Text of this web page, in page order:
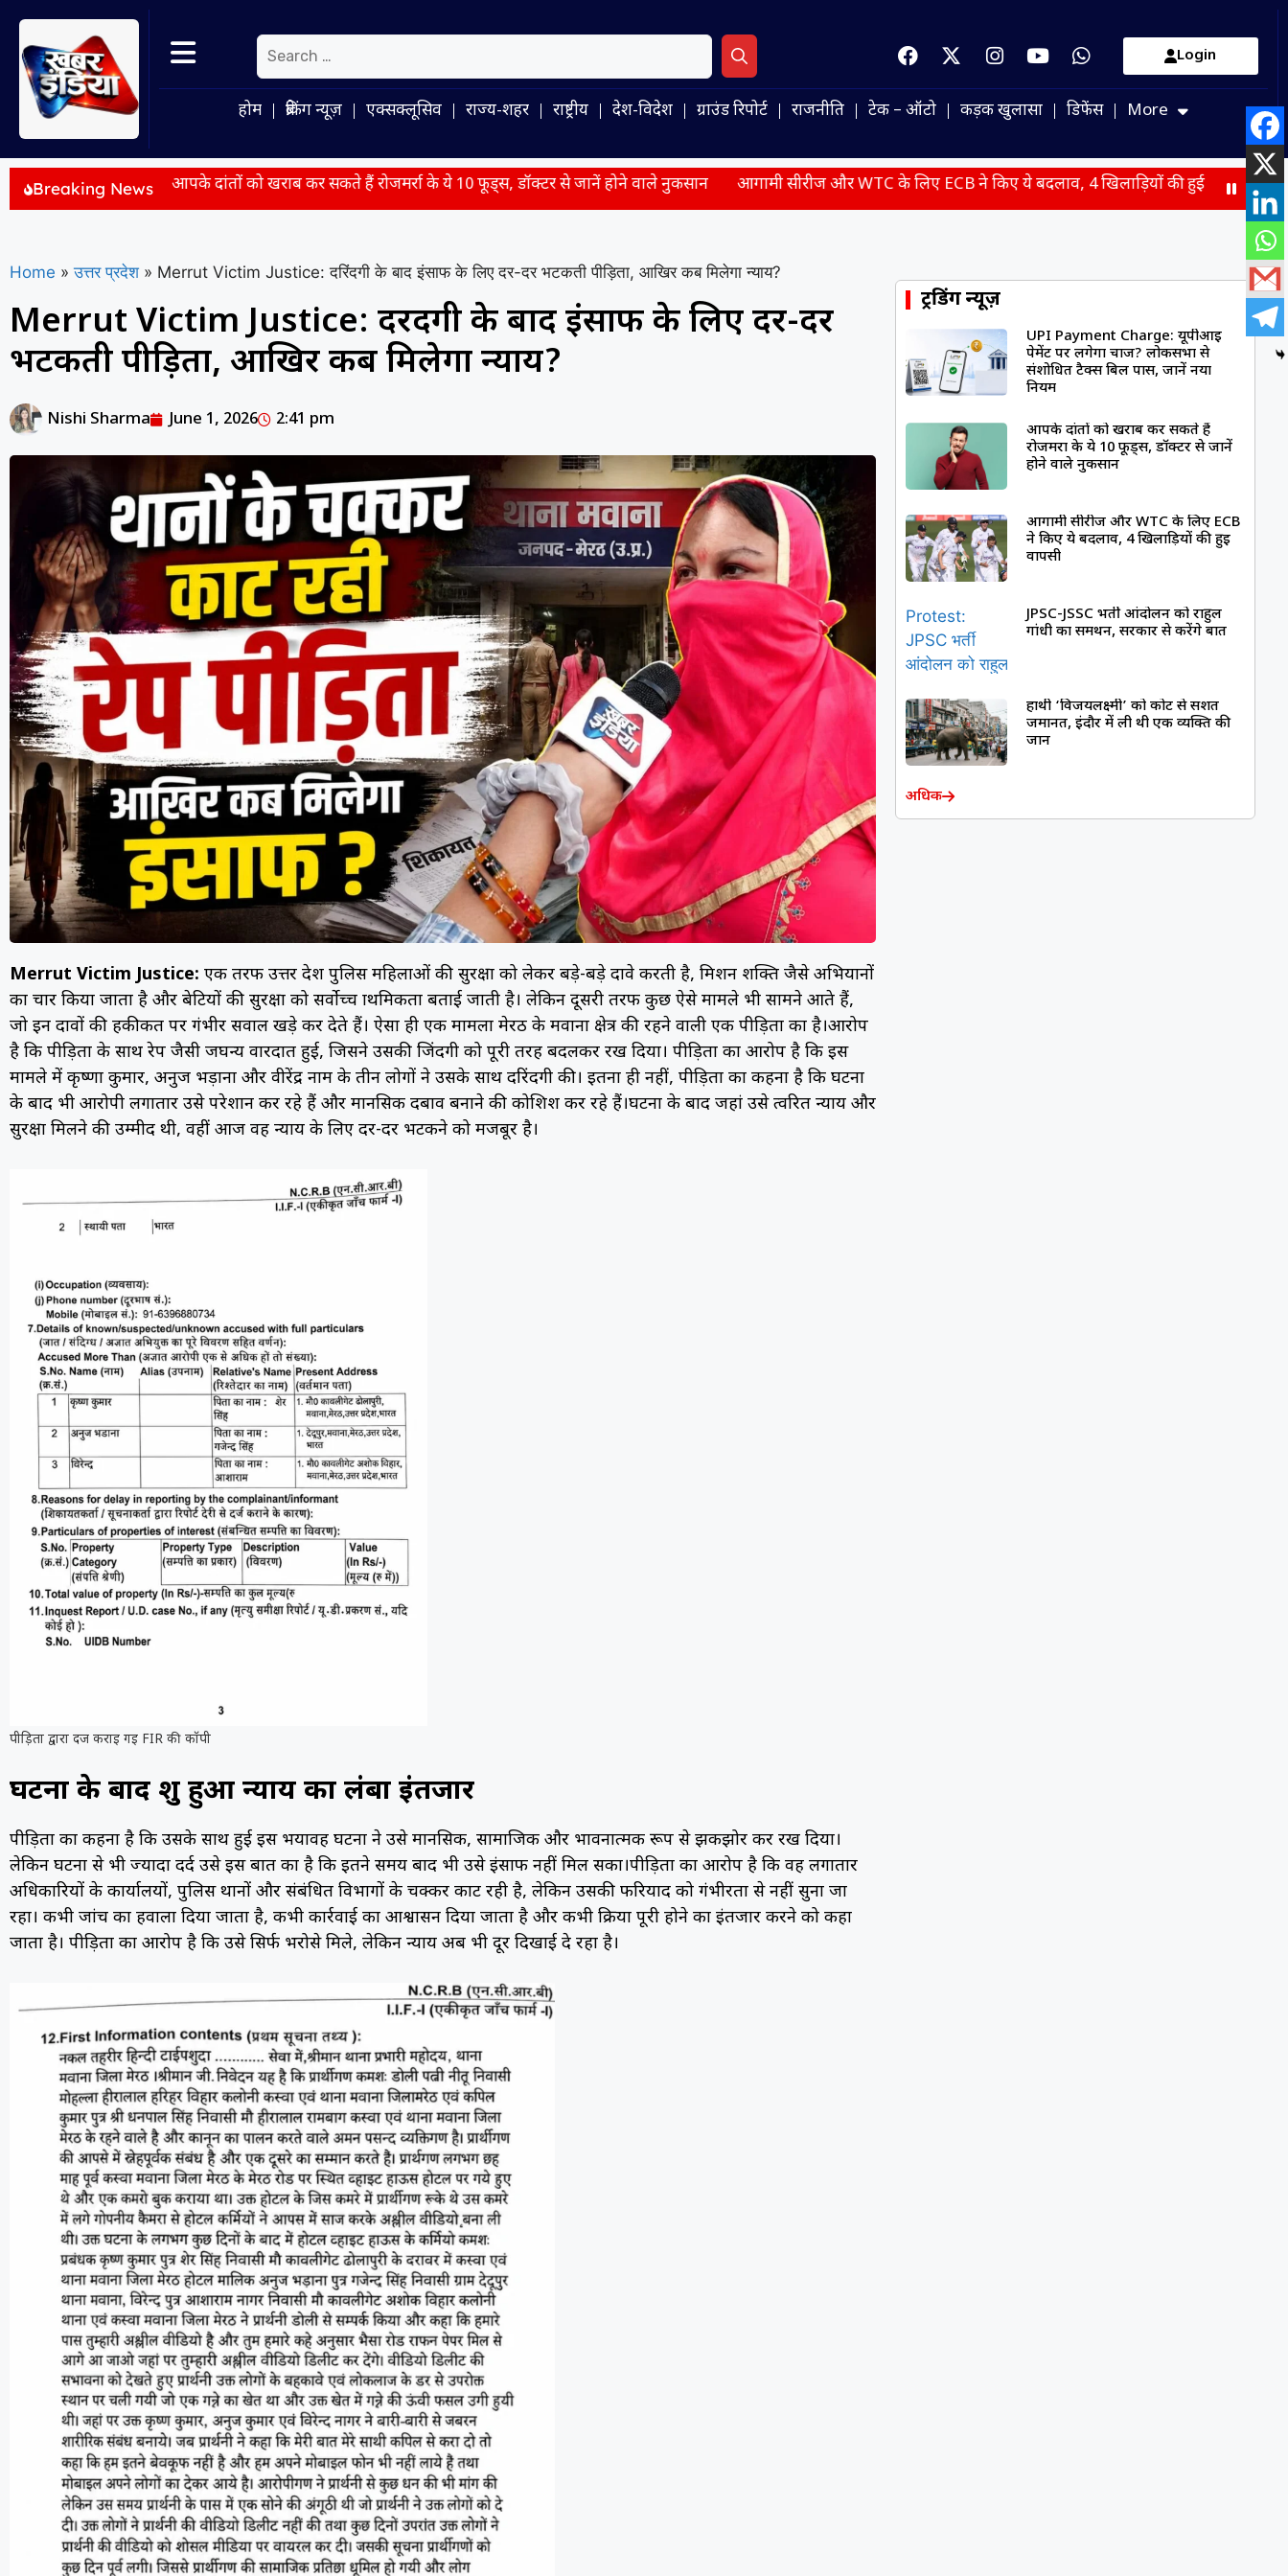
Login
होम ब्रेकिंग न्यूज़ एक्सक्लूसिव राज्य-शहर राष्ट्रीय देश-विदेश ग्राउंड रिपोर्ट राजनीति टेक – ऑटो कड़क खुलासा डिफेंस More
Breaking News
आपके दांतों को खराब कर सकते हैं रोजमर्रा के ये 10 फूड्स, डॉक्टर से जानें होने वाले नुकसान आगामी सीरीज और WTC के लिए ECB ने किए ये बदलाव, 4 खिलाड़ियों की हुई वापसी JPSC-JSSC भर्ती
Home » उत्तर प्रदेश » Merrut Victim Justice: दरिंदगी के बाद इंसाफ के लिए दर-दर भटकती पीड़िता, आखिर कब मिलेगा न्याय?
Merrut Victim Justice: दरिंदगी के बाद इंसाफ के लिए दर-दर
भटकती पीड़िता, आखिर कब मिलेगा न्याय?
Nishi Sharma June 1, 2026 2:41 pm
Merrut Victim Justice: एक तरफ उत्तर प्रदेश पुलिस महिलाओं की सुरक्षा को लेकर बड़े-बड़े दावे करती है, मिशन शक्ति जैसे अभियानों
का प्रचार किया जाता है और बेटियों की सुरक्षा को सर्वोच्च प्राथमिकता बताई जाती है। लेकिन दूसरी तरफ कुछ ऐसे मामले भी सामने आते हैं,
जो इन दावों की हकीकत पर गंभीर सवाल खड़े कर देते हैं। ऐसा ही एक मामला मेरठ के मवाना क्षेत्र की रहने वाली एक पीड़िता का है।आरोप
है कि पीड़िता के साथ रेप जैसी जघन्य वारदात हुई, जिसने उसकी जिंदगी को पूरी तरह बदलकर रख दिया। पीड़िता का आरोप है कि इस
मामले में कृष्णा कुमार, अनुज भड़ाना और वीरेंद्र नाम के तीन लोगों ने उसके साथ दरिंदगी की। इतना ही नहीं, पीड़िता का कहना है कि घटना
के बाद भी आरोपी लगातार उसे परेशान कर रहे हैं और मानसिक दबाव बनाने की कोशिश कर रहे हैं।घटना के बाद जहां उसे त्वरित न्याय और
सुरक्षा मिलने की उम्मीद थी, वहीं आज वह न्याय के लिए दर-दर भटकने को मजबूर है।
पीड़िता द्वारा दर्ज कराई गई FIR की कॉपी
घटना के बाद शुरू हुआ न्याय का लंबा इंतजार
पीड़िता का कहना है कि उसके साथ हुई इस भयावह घटना ने उसे मानसिक, सामाजिक और भावनात्मक रूप से झकझोर कर रख दिया।
लेकिन घटना से भी ज्यादा दर्द उसे इस बात का है कि इतने समय बाद भी उसे इंसाफ नहीं मिल सका।पीड़िता का आरोप है कि वह लगातार
अधिकारियों के कार्यालयों, पुलिस थानों और संबंधित विभागों के चक्कर काट रही है, लेकिन उसकी फरियाद को गंभीरता से नहीं सुना जा
रहा। कभी जांच का हवाला दिया जाता है, कभी कार्रवाई का आश्वासन दिया जाता है और कभी प्रक्रिया पूरी होने का इंतजार करने को कहा
जाता है। पीड़िता का आरोप है कि उसे सिर्फ भरोसे मिले, लेकिन न्याय अब भी दूर दिखाई दे रहा है।
ट्रेंडिंग न्यूज़
UPI Payment Charge: यूपीआई
पेमेंट पर लगेगा चार्ज? लोकसभा से
संशोधित टैक्स बिल पास, जानें नया
नियम
आपके दांतों को खराब कर सकते हैं
रोजमर्रा के ये 10 फूड्स, डॉक्टर से जानें
होने वाले नुकसान
आगामी सीरीज और WTC के लिए ECB
ने किए ये बदलाव, 4 खिलाड़ियों की हुई
वापसी
JPSC-JSSC भर्ती आंदोलन को राहुल
गांधी का समर्थन, सरकार से करेंगे बात
हाथी ‘विजयलक्ष्मी’ को कोर्ट से सशर्त
जमानत, इंदौर में ली थी एक व्यक्ति की
जान
अधिक